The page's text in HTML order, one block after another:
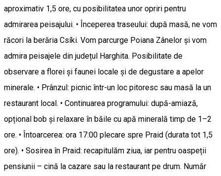
aproximativ 1,5 ore, cu posibilitatea unor opriri pentru
admirarea peisajului. • Începerea traseului: după masă, ne vom
răcori la berăria Csíki. Vom parcurge Poiana Zânelor și vom
admira peisajele din județul Harghita. Posibilitate de
observare a florei și faunei locale și de degustare a apelor
minerale. • Prânzul: picnic într-un loc pitoresc sau masă la un
restaurant local. • Continuarea programului: după-amiază,
opțional bob și relaxare în băile cu apă minerală timp de 1–2
ore. • Întoarcerea: ora 17:00 plecare spre Praid (durata tot 1,5
ore). • Sosirea în Praid: recapitulăm ziua, iar pentru oaspeții
pensiunii – cină la cazare sau la restaurant pe drum. Număr